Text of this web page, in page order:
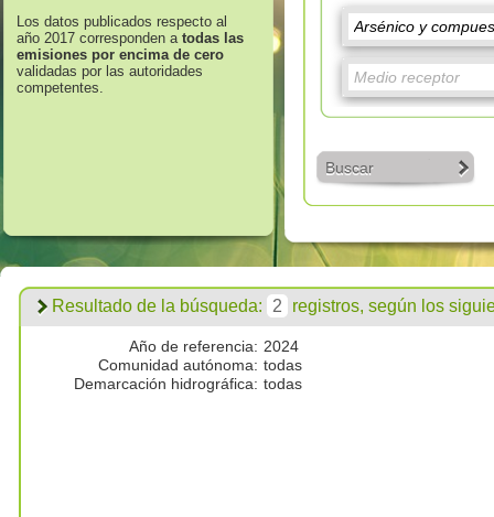
Los datos publicados respecto al
año 2017 corresponden atodas las
emisiones por encima de cero
validadas por las autoridades
competentes.
Buscar
Resultado de la búsqueda: 2 registros, según los
Año de referencia: 2024
Comunidad autónoma: todas
Demarcación hidrográfica: todas